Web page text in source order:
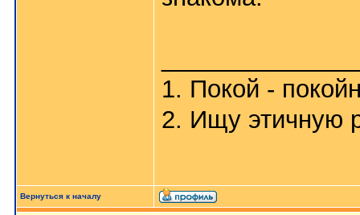
1. Покой -
2. Ищу этичную
Вернуться к началу